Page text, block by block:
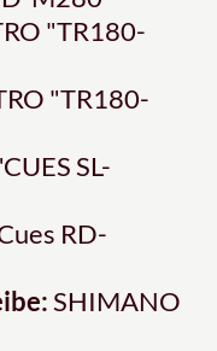
"TR180-
"TR180-
SL-
RD-
SHIMANO